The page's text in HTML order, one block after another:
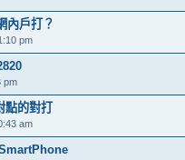
內戶打？
pm
pm
點的對打
am